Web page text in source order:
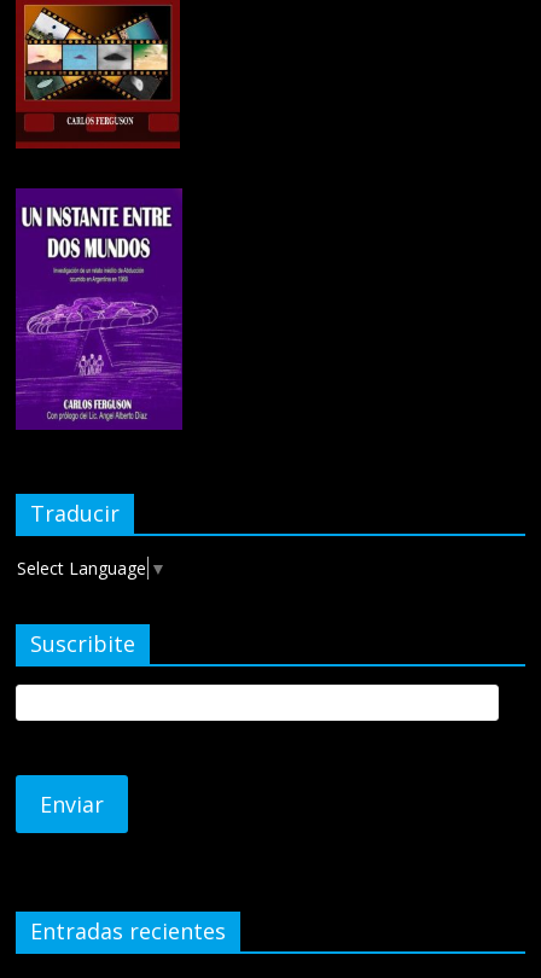
Traducir
Select Language ▼
Suscribite
Entradas recientes